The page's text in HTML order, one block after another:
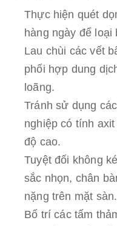
Thực hiện quét
hàng ngày để loại
Lau chùi các vết
phối hợp dung
loãng.
Tránh sử dụng
nghiệp có tính
độ cao.
Tuyệt đối không
sắc nhọn, chân
nặng trên mặt sàn.
Bố trí các tấm